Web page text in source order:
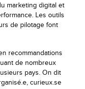
marketing digital et
Les outils
de pilotage font
recommandations
de nombreux
pays. On dit
curieux.se